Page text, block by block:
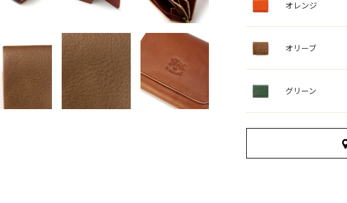
オレンジ
オリーブ
グリーン